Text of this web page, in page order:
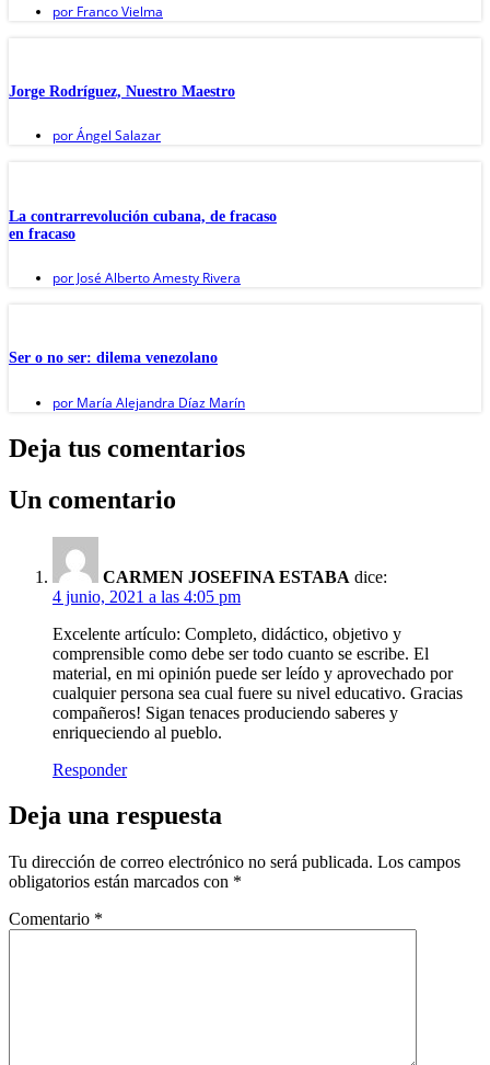
por Franco Vielma
Jorge Rodríguez, Nuestro Maestro
porÁngel Salazar
La contrarrevolución cubana, de fracaso
en fracaso
por José Alberto Amesty Rivera
Ser o no ser: dilema venezolano
por María Alejandra Díaz Marín
Deja tus comentarios
Un comentario
CARMEN JOSEFINA ESTABA dice:
4 junio, 2021 a las 4:05 pm
Excelente artículo: Completo, didáctico, objetivo y
comprensible como debe ser todo cuanto se escribe. El
material, en mi opinión puede ser leído y aprovechado por
cualquier persona sea cual fuere su nivel educativo. Gracias
compañeros! Sigan tenaces produciendo saberes y
enriqueciendo al pueblo.
Responder
Deja una respuesta
Tu dirección de correo electrónico no será publicada. Los campos
obligatorios están marcados con *
Comentario *